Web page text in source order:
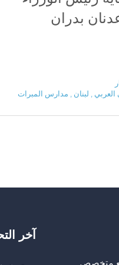
بدران
العربي لبنان مدارس المبرات
آخر